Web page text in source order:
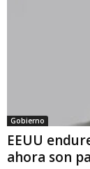
Gobierno
EEUU
ahora son